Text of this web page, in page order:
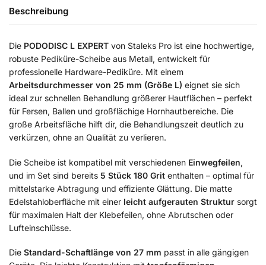
Beschreibung
Die PODODISC L EXPERT von Staleks Pro ist eine hochwertige,
robuste Pediküre-Scheibe aus Metall, entwickelt für
professionelle Hardware-Pediküre. Mit einem
Arbeitsdurchmesser von 25 mm (Größe L) eignet sie sich
ideal zur schnellen Behandlung größerer Hautflächen – perfekt
für Fersen, Ballen und großflächige Hornhautbereiche. Die
große Arbeitsfläche hilft dir, die Behandlungszeit deutlich zu
verkürzen, ohne an Qualität zu verlieren.
Die Scheibe ist kompatibel mit verschiedenen Einwegfeilen,
und im Set sind bereits 5 Stück 180 Grit enthalten – optimal für
mittelstarke Abtragung und effiziente Glättung. Die matte
Edelstahloberfläche mit einer leicht aufgerauten Struktur sorgt
für maximalen Halt der Klebefeilen, ohne Abrutschen oder
Lufteinschlüsse.
Die Standard-Schaftlänge von 27 mm passt in alle gängigen